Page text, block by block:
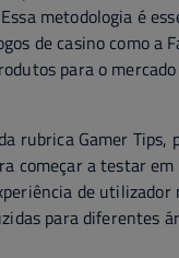
metodologia é
de casino como a
para o
rubrica Gamer Tips,
começar a testar
de utilizador
para diferentes